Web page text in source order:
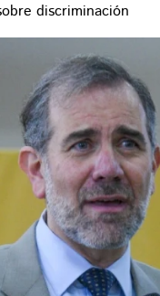
discriminación